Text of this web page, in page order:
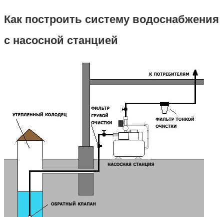
Как построить систему водоснабжения
с насосной станцией